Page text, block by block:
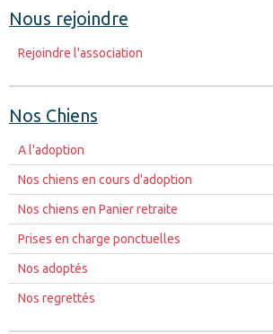
Nous rejoindre
Rejoindre l'association
Nos Chiens
A l'adoption
Nos chiens en cours d'adoption
Nos chiens en Panier retraite
Prises en charge ponctuelles
Nos adoptés
Nos regrettés